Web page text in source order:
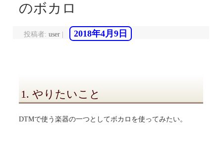
のボカロ
投稿者:user 2018年4月9日
1. やりたいこと
DTMで使う楽器の一つとしてボカロを使ってみたい。